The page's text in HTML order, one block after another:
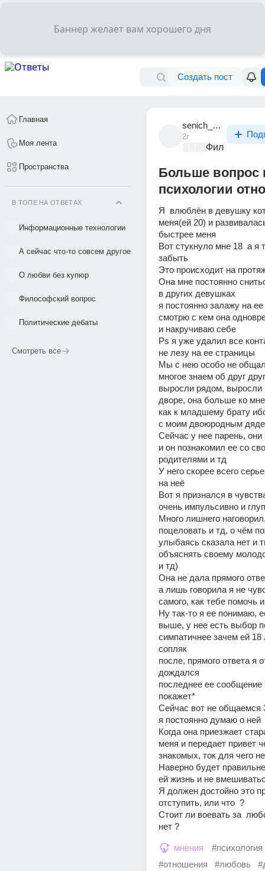
Создать пост
Главная
Моя лента
Пространства
В ТОПЕ НА ОТВЕТАХ
Информационные технологии
А сейчас что-то совсем другое
О любви без купюр
Философский вопрос
Политические дебаты
Смотреть все
senich_ded
2г
Больше вопрос
психологии
Я  влюблён в девушку
меня(ей 20) и
быстрее меня
Вот стукнуло мне 18  а я
забыть
Это происходит на
Она мне постоянно
в других девушках
я постоянно залажу на
смотрю с кем она
и накручиваю себе
Ps я уже удалил все
не лезу на ее страницы
Мы с нею особо не
многое знаем об друг
выросли рядом, выросли
дворе, она больше ко
как к младшему брату
с моим двоюродным
Сейчас у нее парень, они
и он познакомил ее со
родителями и тд
У него скорее всего
на неё
Вот я признался в
очень импульсивно и
Много лишнего
поцеловать и тд, о чём
улыбаясь сказала нет и
объяснять своему
и тд)
Она не дала прямого
а лишь говорила я не
самого, как тебе помочь
Ну так-то я ее понимаю,
выше, у нее есть выбор
симпатичнее зачем ей 18
сопляк
после, прямого ответа я
дождался
последнее ее сообщение
покажет*
Сейчас вот не общаемся
я постоянно думаю о ней
Когда она приезжает
меня и передает привет
знакомых, ток для чего
Наверно будет
ей жизнь и не
Я должен достойно это
отступить, или что  ?
Стоит ли воевать за
нет ?
мнения
#психология
#отношения
#любовь